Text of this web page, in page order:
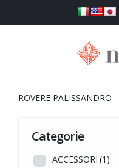
ROVERE PALISSANDRO
Categorie
ACCESSORI (1)